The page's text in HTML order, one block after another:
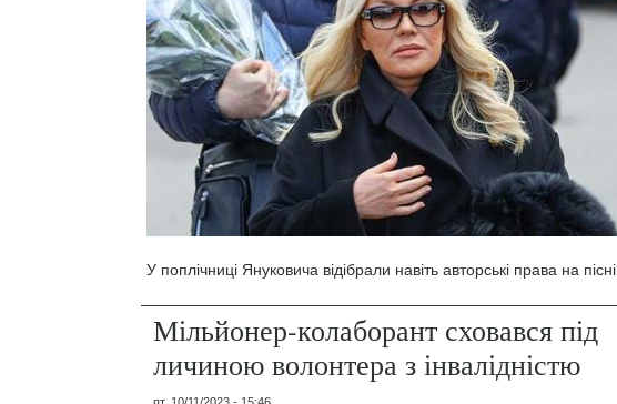
У поплічниці Януковича відібрали навіть авторські права на пісні.
Мільйонер-колаборант сховався під
личиною волонтера з інвалідністю